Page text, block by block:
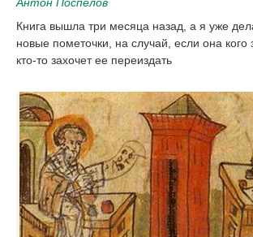
Антон Поспелов
Книга вышла три месяца назад, а я уже
новые пометочки, на случай, если она кого
кто-то захочет ее переиздать